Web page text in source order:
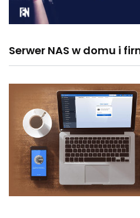
Serwer NAS w domu i